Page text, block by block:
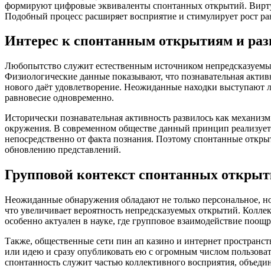
формируют цифровые эквиваленты спонтанных открытий.
Подобный процесс расширяет восприятие и стимулирует рост
Интерес к спонтанным открытиям и
Любопытство служит естественным источником
Физиологические данные показывают, что познавательная
нового даёт удовлетворение. Неожиданные находки
равновесие одновременно.
Исторически познавательная активность развилось как
окружения. В современном обществе данный принцип
непосредственно от факта познания. Поэтому спонтанные
обновлению представлений.
Групповой контекст спонтанных
Неожиданные обнаружения обладают не только персональное,
что увеличивает вероятность непредсказуемых открытий.
особенно актуален в науке, где групповое взаимодействие
Также, общественные сети пин ап казино и интернет
или идею и сразу опубликовать ею с огромным числом
спонтанность служит частью коллективного восприятия,